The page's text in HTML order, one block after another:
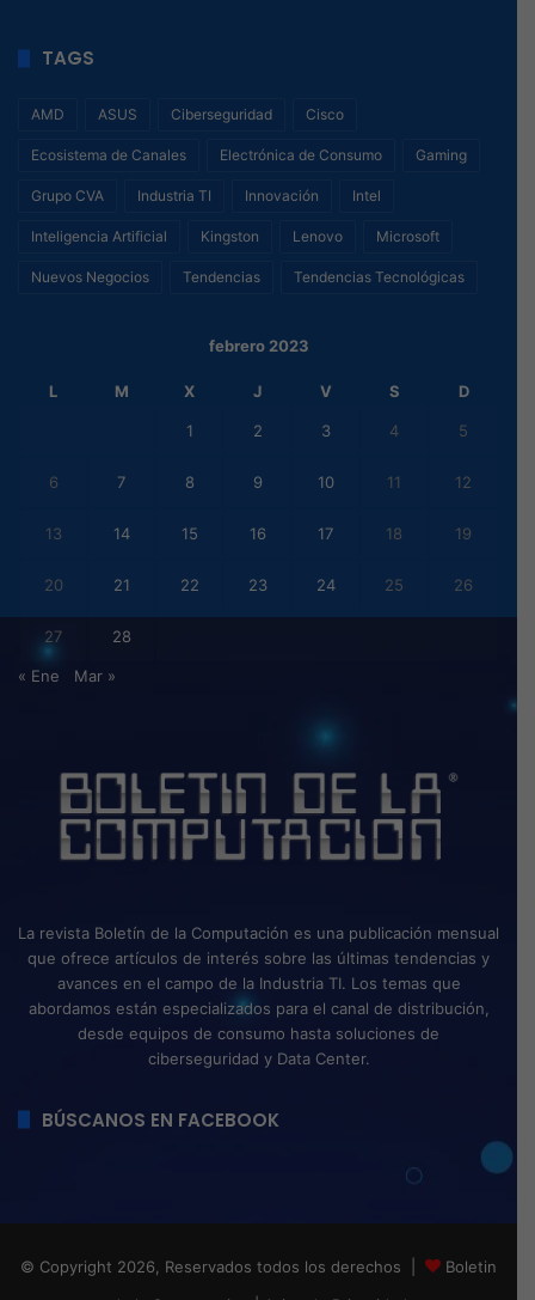
TAGS
AMD ASUS Ciberseguridad Cisco
Ecosistema de Canales Electrónica de Consumo Gaming
Grupo CVA Industria TI Innovación Intel
Inteligencia Artificial Kingston Lenovo Microsoft
Nuevos Negocios Tendencias Tendencias Tecnológicas
febrero 2023
L M X J V S D
1 2 3 4 5
6 7 8 9 10 11 12
13 14 15 16 17 18 19
20 21 22 23 24 25 26
27 28
« Ene Mar »
La revista Boletín de la Computación es una publicación mensual
que ofrece artículos de interés sobre las últimas tendencias y
avances en el campo de la Industria TI. Los temas que
abordamos están especializados para el canal de distribución,
desde equipos de consumo hasta soluciones de
ciberseguridad y Data Center.
BÚSCANOS EN FACEBOOK
© Copyright 2026, Reservados todos los derechos |
Boletin